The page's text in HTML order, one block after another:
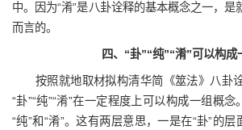
中。因为“淆”是八卦诠释的基本概念之一，
而言的。
四、“卦”“纯”“淆”可以构成
按照就地取材拟构清华简《筮法》八卦
“卦”“纯”“淆”在一定程度上可以构成一组概念
“纯”和“淆”。这有两层意思，一是在“卦”的层